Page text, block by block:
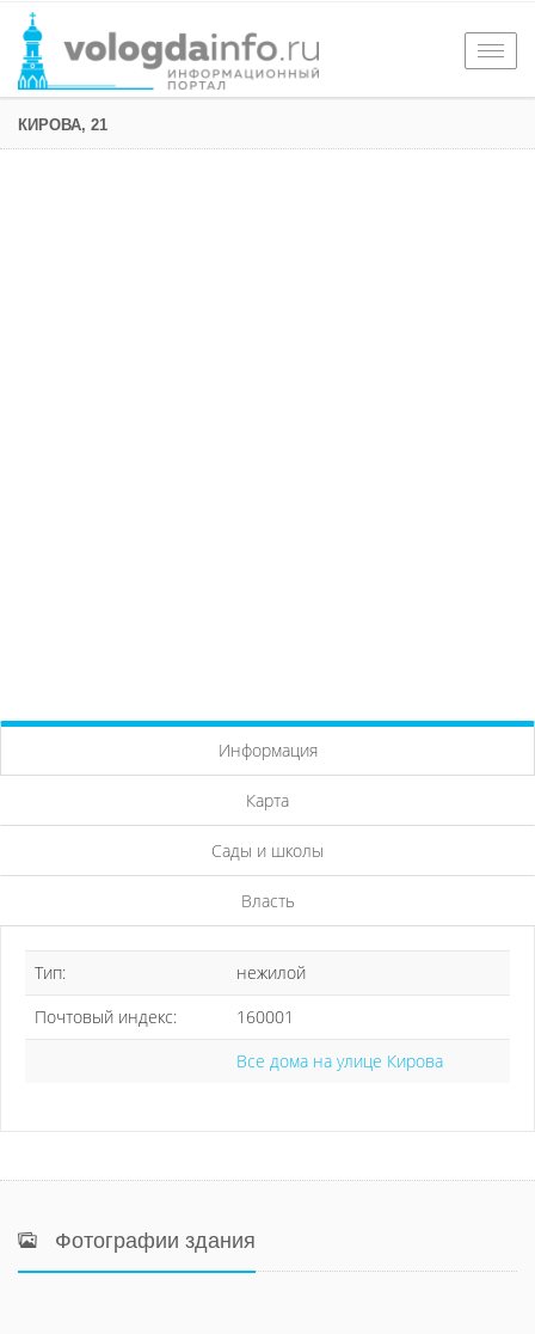
КИРОВА, 21
Информация
Карта
Сады и школы
Власть
Тип:
нежилой
Почтовый индекс:
160001
Все дома на улице Кирова
Фотографии здания